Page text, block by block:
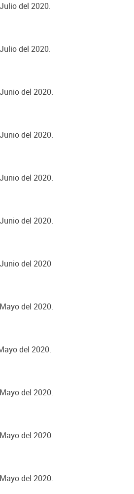
del 2020.
del 2020.
del 2020.
del 2020.
del 2020.
del 2020.
del 2020
del 2020.
del 2020.
del 2020.
del 2020.
del 2020.